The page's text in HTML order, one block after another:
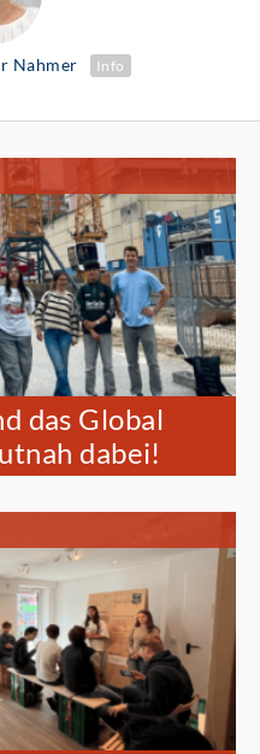
Nahmer Info
das Global
dabei!